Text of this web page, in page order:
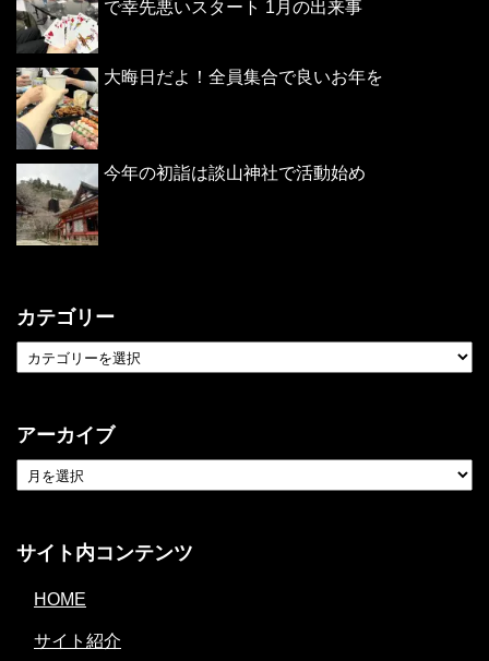
で幸先悪いスタート 1月の出来事
大晦日だよ！全員集合で良いお年を
今年の初詣は談山神社で活動始め
カテゴリー
アーカイブ
サイト内コンテンツ
HOME
サイト紹介